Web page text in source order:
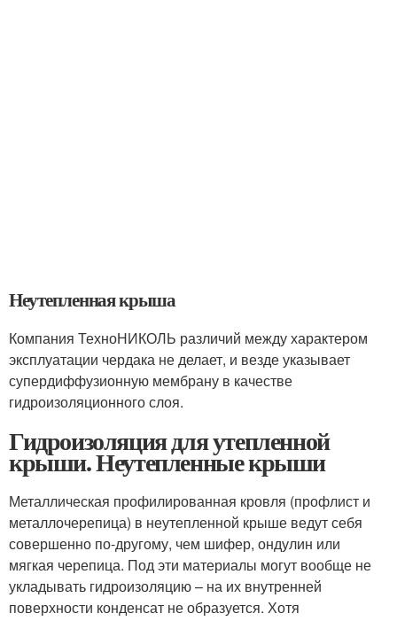
Неутепленная крыша
Компания ТехноНИКОЛЬ различий между характером
эксплуатации чердака не делает, и везде указывает
супердиффузионную мембрану в качестве
гидроизоляционного слоя.
Гидроизоляция для утепленной
крыши. Неутепленные крыши
Металлическая профилированная кровля (профлист и
металлочерепица) в неутепленной крыше ведут себя
совершенно по-другому, чем шифер, ондулин или
мягкая черепица. Под эти материалы могут вообще не
укладывать гидроизоляцию – на их внутренней
поверхности конденсат не образуется. Хотя